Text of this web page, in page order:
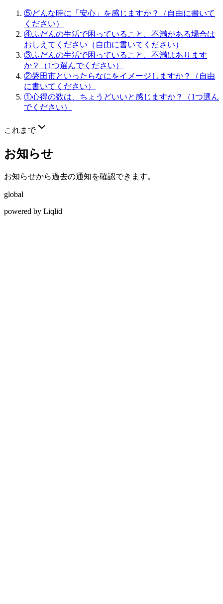
⑤どんな時に「安心」を感じますか？（自由に書いて
ください）
④ふだんの生活で困っていること、不満がある場合は
おしえてください（自由に書いてください）
③ふだんの生活で困っていること、不満はあります
か？（1つ選んでください）
②磐田市といったらなにをイメージしますか？（自由
に書いてください）
①心得の数は、ちょうどいいと感じますか？（1つ選ん
でください）
これまで
お知らせ
お知らせから過去の通知を確認できます。
global
powered by Liqlid